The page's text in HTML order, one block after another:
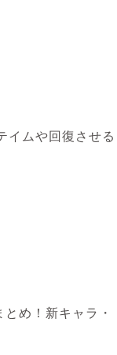
イムや回復させる
め！新キャラ・